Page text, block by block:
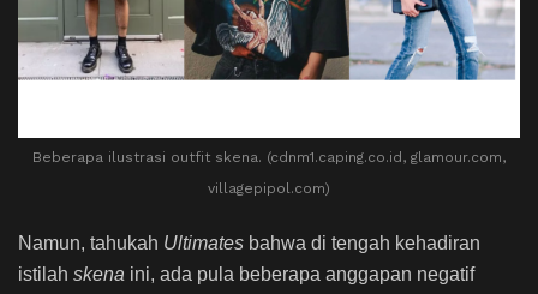
Beberapa ilustrasi outfit skena. (cdnm1.caping.co.id, glamour.com,
villagepipol.com)
Namun, tahukah Ultimates bahwa di tengah kehadiran
istilah skena ini, ada pula beberapa anggapan negatif